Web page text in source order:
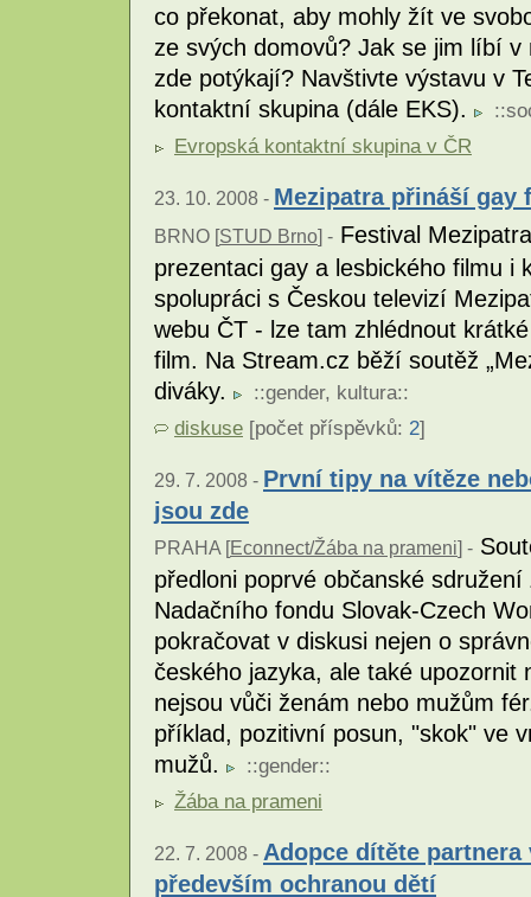
co překonat, aby mohly žít ve
ze svých domovů? Jak se jim líbí
zde potýkají? Navštivte výstavu v
kontaktní skupina (dále EKS).
::
Evropská kontaktní skupina v ČR
23. 10. 2008 - Mezipatra přináší gay
BRNO [STUD Brno] - Festival
prezentaci gay a lesbického filmu i
spolupráci s Českou televizí
webu ČT - lze tam zhlédnout
film. Na Stream.cz běží soutěž
diváky.
::gender, kultura::
diskuse [počet příspěvků: 2]
29. 7. 2008 - První tipy na vítěze
jsou zde
PRAHA [Econnect/Žába na prameni] -
předloni poprvé občanské
Nadačního fondu Slovak-Czech
pokračovat v diskusi nejen o
českého jazyka, ale také upozornit
nejsou vůči ženám nebo mužům
příklad, pozitivní posun, "skok" ve
mužů.
::gender::
Žába na prameni
22. 7. 2008 - Adopce dítěte
především ochranou dětí